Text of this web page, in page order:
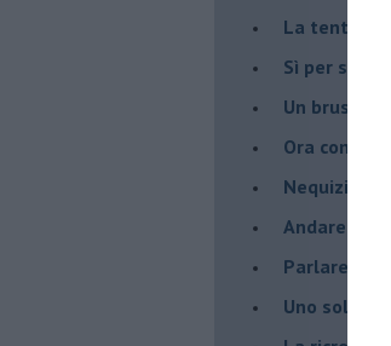
La
​Sì per
Un brusco
Ora come
Nequizia
Andare
Parlare
Uno solo al